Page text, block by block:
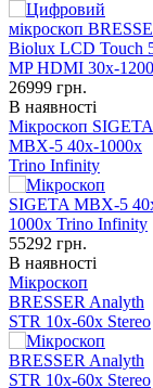
26999 грн.
В наявності
Мікроскоп SIGETA
MBX-5 40x-1000x
Trino Infinity
55292 грн.
В наявності
Мікроскоп
BRESSER Analyth
STR 10x-60x Stereo